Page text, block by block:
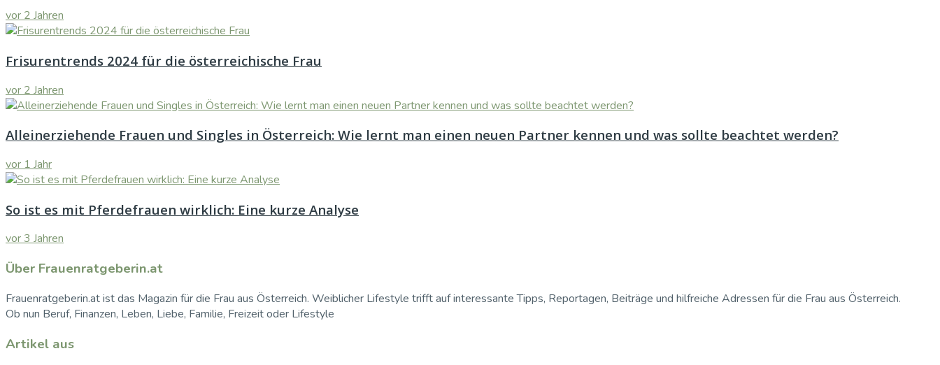
vor 2 Jahren
Frisurentrends 2024 für die österreichische Frau
vor 2 Jahren
Alleinerziehende Frauen und Singles in Österreich: Wie lernt man einen neuen Partner kennen und was sollte beachtet werden?
vor 1 Jahr
So ist es mit Pferdefrauen wirklich: Eine kurze Analyse
vor 3 Jahren
Über Frauenratgeberin.at
Frauenratgeberin.at ist das Magazin für die Frau aus Österreich. Weiblicher Lifestyle trifft auf interessante Tipps, Reportagen, Beiträge und hilfreiche Adressen für die Frau aus Österreich.
Ob nun Beruf, Finanzen, Leben, Liebe, Familie, Freizeit oder Lifestyle
Artikel aus